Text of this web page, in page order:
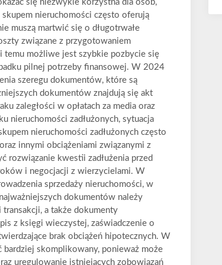
się niezwykle korzystna dla osób,
nieruchomości często oferują
muszą martwić się o długotrwałe
związane z przygotowaniem
temu możliwe jest szybkie pozbycie się
pilnej potrzeby finansowej. W 2024
szeregu dokumentów, które są
dokumentów znajdują się akt
zaległości w opłatach za media oraz
nieruchomości zadłużonych, sytuacja
nieruchomości zadłużonych często
innymi obciążeniami związanymi z
rozwiązanie kwestii zadłużenia przed
i negocjacji z wierzycielami. W
sprzedaży nieruchomości, w
dokumentów należy
a także dokumenty
z księgi wieczystej, zaświadczenie o
brak obciążeń hipotecznych. W
bardziej skomplikowany, ponieważ może
uregulowanie istniejących zobowiązań